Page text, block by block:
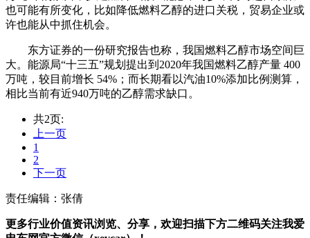
也可能有所变化，比如降低燃料乙醇的进口关税，贸易企业或
许也能从中抓住机会。
东方证券的一份研究报告也称，我国燃料乙醇市场空间巨
大。能源局“十三五”规划提出到2020年我国燃料乙醇产量 400
万吨，较目前增长 54%；而长期看以汽油10%添加比例测算，
相比当前有近940万吨的乙醇需求缺口。
共2页:
上一页
1
2
下一页
责任编辑：张倩
更多行业价值资讯浏览、分享，欢迎扫描下方二维码关注我爱